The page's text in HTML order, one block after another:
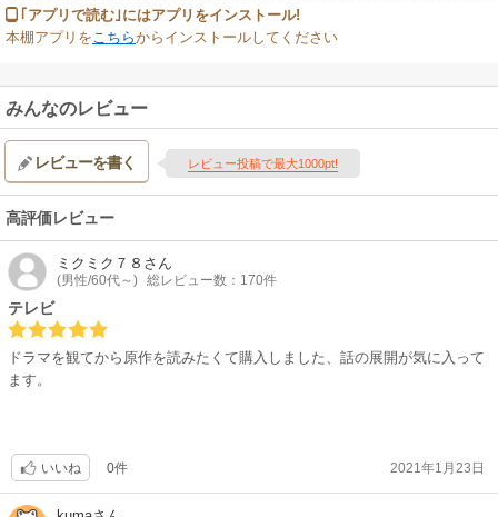
｢アプリで読む｣にはアプリをインストール!
本棚アプリをこちらからインストールしてください
みんなのレビュー
レビューを書く レビュー投稿で最大1000pt!
高評価レビュー
ミクミク７８ さん
(男性/60代～) 総レビュー数：170件
テレビ
ドラマを観てから原作を読みたくて購入しました、話の展開が気に入って
ます。
いいね 0件 2021年1月23日